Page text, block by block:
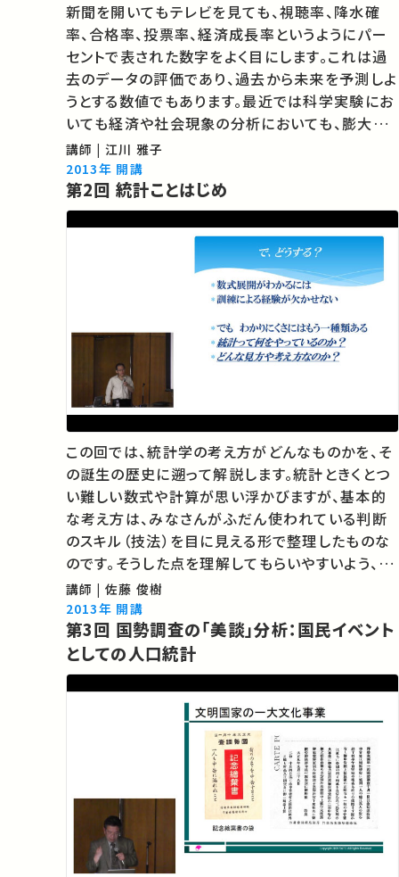
新聞を開いてもテレビを見ても、視聴率、降水確
率、合格率、投票率、経済成長率というようにパー
セントで表された数字をよく目にします。これは過
去のデータの評価であり、過去から未来を予測しよ
うとする数値でもあります。最近では科学実験にお
いても経済や社会現象の分析においても、膨大な
データを分析してその意味を探る手法が極めて重
要になっています。 世界統計年（The
講師 | 江川 雅子
2013年 開講
第2回 統計ことはじめ
この回では、統計学の考え方がどんなものかを、そ
の誕生の歴史に遡って解説します。統計ときくとつ
い難しい数式や計算が思い浮かびますが、基本的
な考え方は、みなさんがふだん使われている判断
のスキル（技法）を目に見える形で整理したものな
のです。そうした点を理解してもらいやすいよう、講
座全体の入り口もかねて、数式をほとんど使わず
に、統計学の誕生の一コマを当時の社会の背景と
あわせて紹介していきます。
講師 | 佐藤 俊樹
2013年 開講
第3回 国勢調査の「美談」分析：国民イベント
としての人口統計